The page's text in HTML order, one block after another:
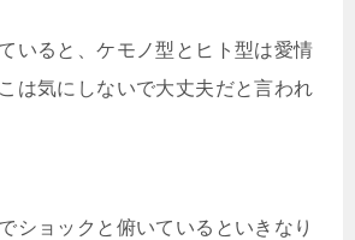
いると、ケモノ型とヒト型は愛情
は気にしないで大丈夫だと言われ
ショックと俯いているといきなり